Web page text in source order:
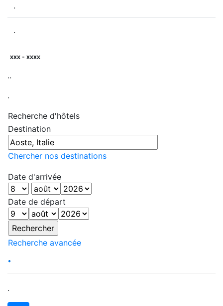
.
.
xxx - xxxx
..
.
Recherche d'hôtels
Destination
Chercher nos destinations
Date d'arrivée
Date de départ
Recherche avancée
.
.